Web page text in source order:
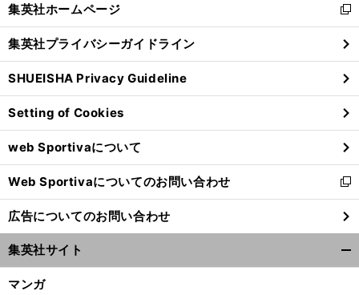
閉
る
集英社ホームページ
新
し
い
ウ
ィ
ン
ド
ウ
で
開
く
集英社プライバシーガイドライン
SHUEISHA Privacy Guideline
Setting of Cookies
web Sportivaについて
Web Sportivaについてのお問い合わせ
新
し
い
ウ
ィ
ン
広告についてのお問い合わせ
集英社サイト
マンガ